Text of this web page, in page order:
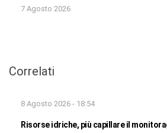
7 Agosto 2026
Correlati
8 Agosto 2026 - 18:54
Risorse idriche, più capillare il